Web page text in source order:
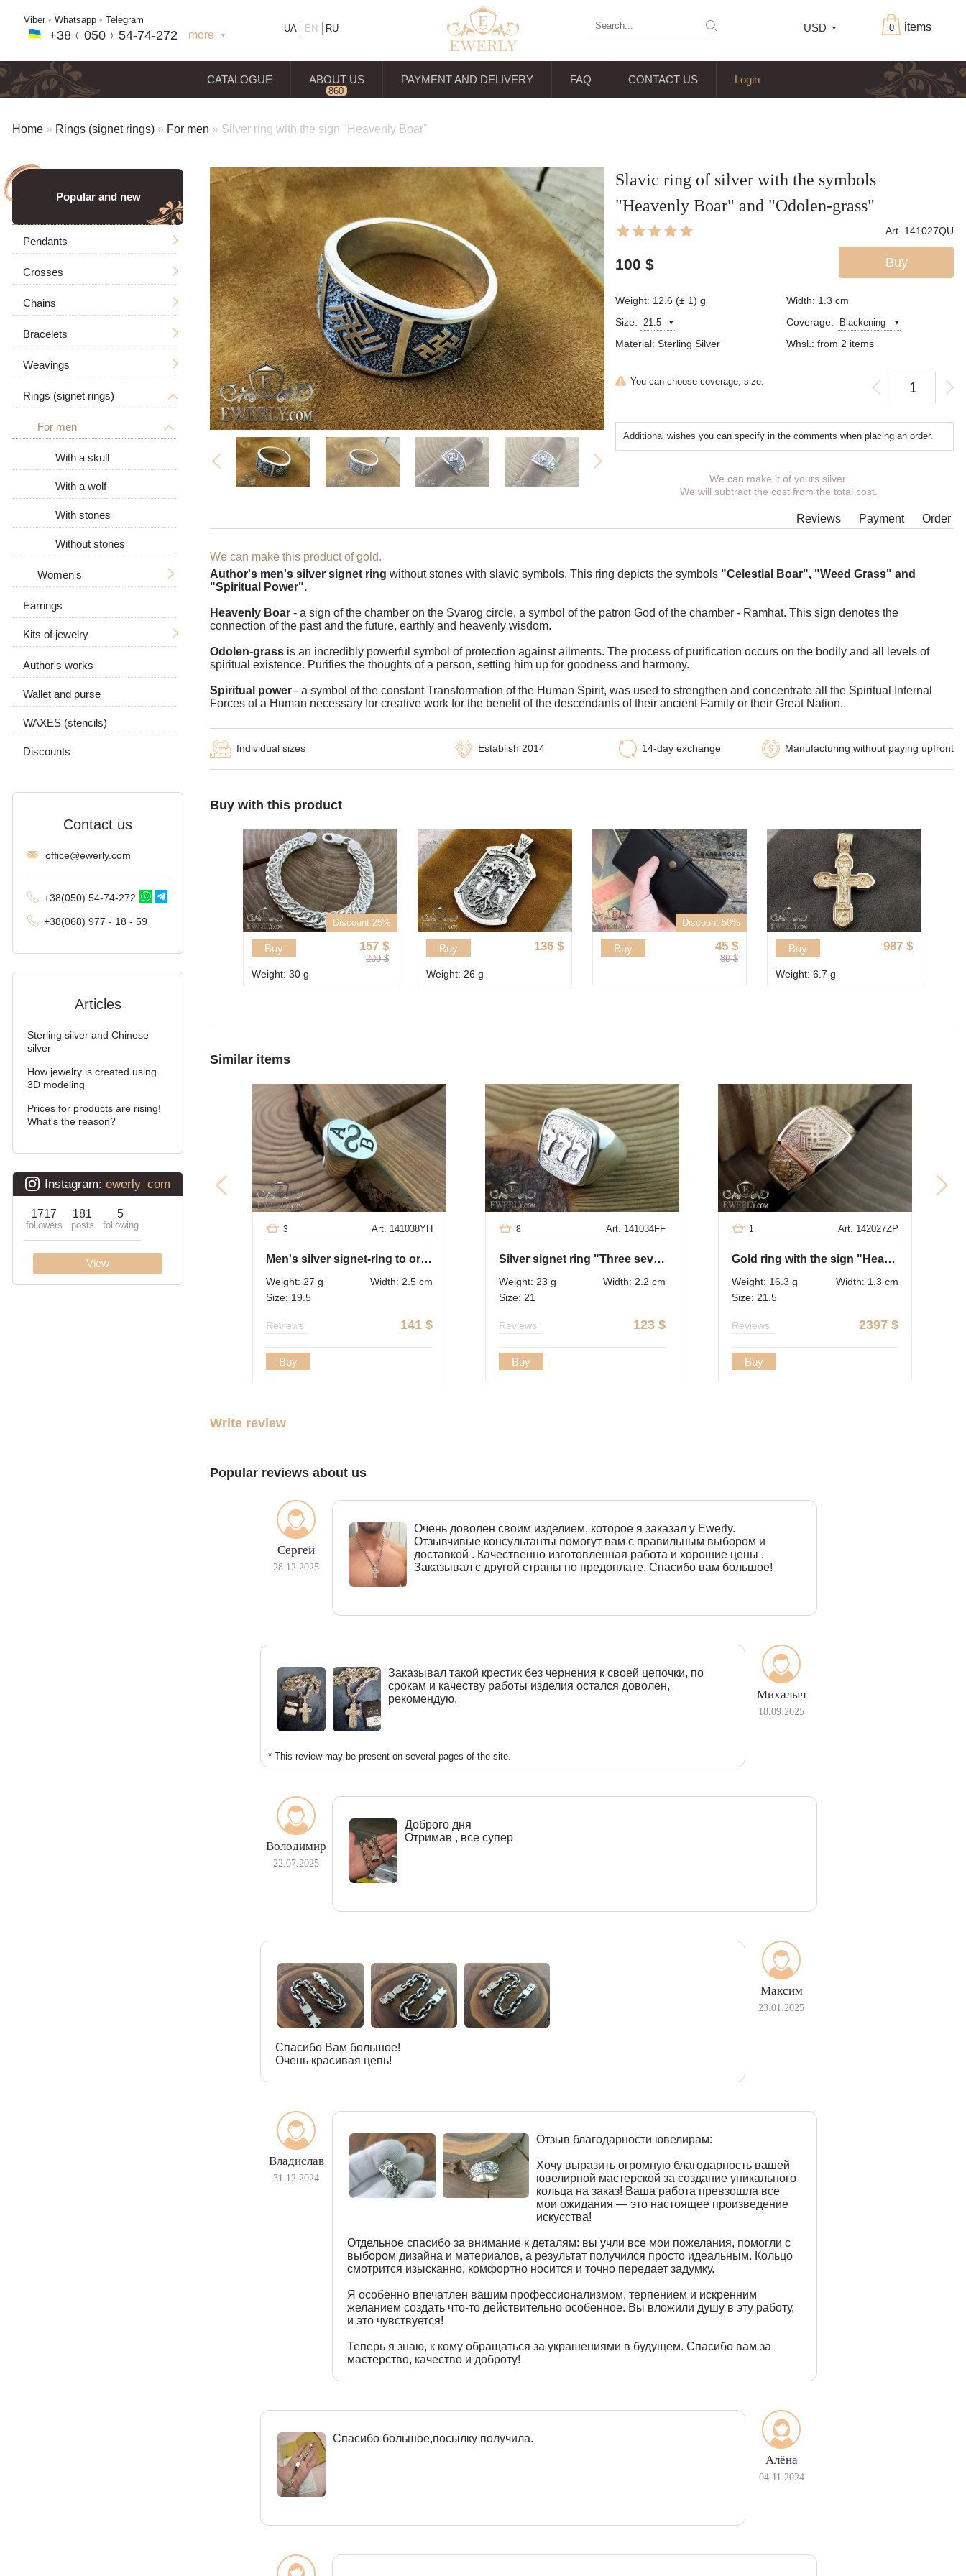
items
0
USD
Viber • Whatsapp • Telegram
+38﹙ 050 ﹚54-74-272 more
+38(068) 97
RU
UA EN
CATALOGUE ABOUT US
860 reviews
PAYMENT AND DELIVERY FAQ CONTACT US Login
Home » Rings (signet rings) » For men » Silver ring with the sign "Heavenly Boar"
Popular and new
Pendants
Men's
Icons
Tree of Life
Zodiac signs
In the form of a dog
Crosses
Without a crucifixion
With a crucifix
Men's
Big
Women's
Chains
Men's
Big / Thick
Women's
Bracelets
Men's
Big / Thick
Women's
With stones
Stone
Leather
Leather with silver
Weavings
Hand knitting
Ramses
Bismarck
Anchor with edges
Carapace
Byzantine (Byzantium)
Moscow bismarck
Combined anchor
carapace)
Phantom (Ramses and
Arabic bismarck with
Arabic bismarck
David
Double bismarck
Double Ramses
Ten (double carapace)
Cardinal (Python, Italian)
Lightning
Casting
Rings (signet rings)
For men
With a skull
With a wolf
With stones
Without stones
Women's
With stones
Without stones
Earrings
Kits of jewelry
Earrings and ring
Chain and pendant
Author's works
Wallet and purse
WAXES (stencils)
Discounts
Contact us
office@ewerly.com
+38(050) 54-74-272
+38(068) 977 - 18 - 59
Articles
Sterling silver and Chinese
silver
How jewelry is created using
3D modeling
Prices for products are rising!
What's the reason?
Slavic ring of silver with the symbols
"Heavenly Boar" and "Odolen-grass"
Art. 141027QU
Buy
100 $
Weight: 12.6 (± 1) g Width: 1.3 cm
Size:
Coverage:
Material: Sterling Silver
Whsl.: from 2 items
You can choose coverage, size.
Additional wishes you can specify in the comments when placing an order.
We can make it of yours silver.
We will subtract the cost from the total cost.
Reviews Order
Payment
We can make this product of gold.
Author's men's silver signet ring without stones with slavic symbols. This ring depicts the symbols "Celestial Boar", "Weed Grass" and
"Spiritual Power".
Heavenly Boar - a sign of the chamber on the Svarog circle, a symbol of the patron God of the chamber - Ramhat. This sign denotes the
connection of the past and the future, earthly and heavenly wisdom.
Odolen-grass is an incredibly powerful symbol of protection against ailments. The process of purification occurs on the bodily and all levels of
spiritual existence. Purifies the thoughts of a person, setting him up for goodness and harmony.
Spiritual power - a symbol of the constant Transformation of the Human Spirit, was used to strengthen and concentrate all the Spiritual Internal
Forces of a Human necessary for creative work for the benefit of the descendants of their ancient Family or their Great Nation.
14-day exchange Manufacturing without paying upfront
Individual sizes Establish 2014
Buy with this product
Discount 25%
157 $
209 $
Buy
Weight: 30 g
136 $
Buy
Weight: 26 g
Discount 50%
45 $
89 $
Buy 987 $
Buy
Weight: 6.7 g
Similar items
Art. 141038YH
3
Men's silver signet-ring to order
Weight: 27 g
Width: 2.5 cm
Size: 19.5
141 $
Reviews
Buy
Art. 141034FF
8
Silver signet ring "Three sevens"
Weight: 23 g
Width: 2.2 cm
Size: 21
123 $
Reviews
Buy
Art. 142027ZP
1
Gold ring with the sign "Heavenly Boar"
Weight: 16.3 g
Width: 1.3 cm
Size: 21.5
2397 $
Reviews
Buy
Write review
Popular reviews about us
Сергей
28.12.2025
Очень доволен своим изделием, которое я заказал у Ewerly.
Отзывчивые консультанты помогут вам с правильным выбором и
доставкой . Качественно изготовленная работа и хорошие цены .
Заказывал с другой страны по предоплате. Спасибо вам большое!
Михалыч
18.09.2025
Заказывал такой крестик без чернения к своей цепочки, по
срокам и качеству работы изделия остался доволен,
рекомендую.
* This review may be present on several pages of the site.
Володимир
22.07.2025
Доброго дня
Отримав , все супер
Максим
23.01.2025
Спасибо Вам большое!
Очень красивая цепь!
Владислав
31.12.2024
Отзыв благодарности ювелирам:
Хочу выразить огромную благодарность вашей
ювелирной мастерской за создание уникального
кольца на заказ! Ваша работа превзошла все
мои ожидания — это настоящее произведение
искусства!
Отдельное спасибо за внимание к деталям: вы учли все мои пожелания, помогли с
выбором дизайна и материалов, а результат получился просто идеальным. Кольцо
смотрится изысканно, комфортно носится и точно передает задумку.
Я особенно впечатлен вашим профессионализмом, терпением и искренним
желанием создать что-то действительно особенное. Вы вложили душу в эту работу,
и это чувствуется!
Теперь я знаю, к кому обращаться за украшениями в будущем. Спасибо вам за
мастерство, качество и доброту!
Алёна
04.11.2024
Спасибо большое,посылку получила.